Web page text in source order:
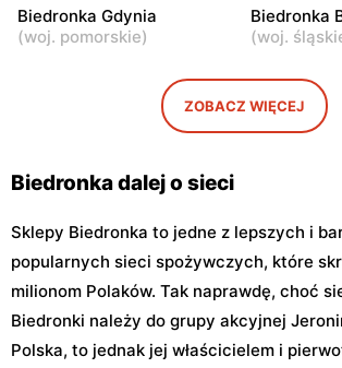
111b
Warszawa, ul. Obozowa 16 Warszawa,
11
Biedronka
Biedronka Gdynia
(woj. pomorskie)
Biedronka
(woj.
ZOBACZ WIĘCEJ
Biedronka dalej o sieci
Sklepy Biedronka to jedne z lepszych i
popularnych sieci spożywczych, które
milionom Polaków. Tak naprawdę, choć
Biedronki należy do grupy akcyjnej
Polska, to jednak jej właścicielem i